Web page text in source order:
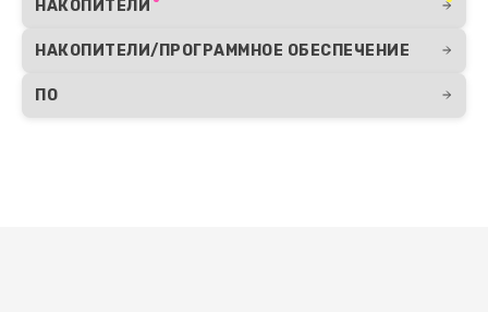
НАКОПИТЕЛИ
НАКОПИТЕЛИ/ПРОГРАММНОЕ ОБЕСПЕЧЕНИЕ
ПО